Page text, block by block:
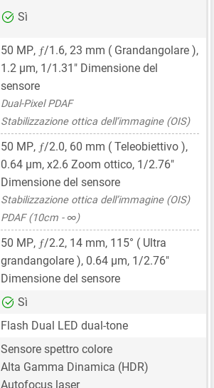
Sì
50 MP, ƒ/1.6, 23 mm ( Grandangolare ),
1.2 μm, 1/1.31" Dimensione del
sensore
Dual-Pixel PDAF
Stabilizzazione ottica dell’immagine (OIS)
50 MP, ƒ/2.0, 60 mm ( Teleobiettivo ),
0.64 μm, x2.6 Zoom ottico, 1/2.76"
Dimensione del sensore
Stabilizzazione ottica dell’immagine (OIS)
PDAF (10cm - ∞)
50 MP, ƒ/2.2, 14 mm, 115° ( Ultra
grandangolare ), 0.64 μm, 1/2.76"
Dimensione del sensore
Sì
Flash Dual LED dual-tone
Sensore spettro colore
Alta Gamma Dinamica (HDR)
Autofocus laser